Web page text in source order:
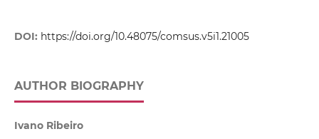
DOI: https://doi.org/10.48075/comsus.v5i1.21005
AUTHOR BIOGRAPHY
Ivano Ribeiro